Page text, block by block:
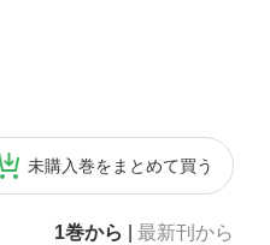
未購入巻をまとめて買う
1巻から 最新刊から